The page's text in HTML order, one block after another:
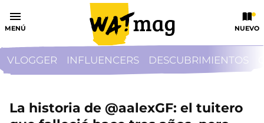
MENÚ NUEVO
VLOGGER INFLUENCERS DESCUBRIMIENTOS
La historia de @aalexGF: el tuitero